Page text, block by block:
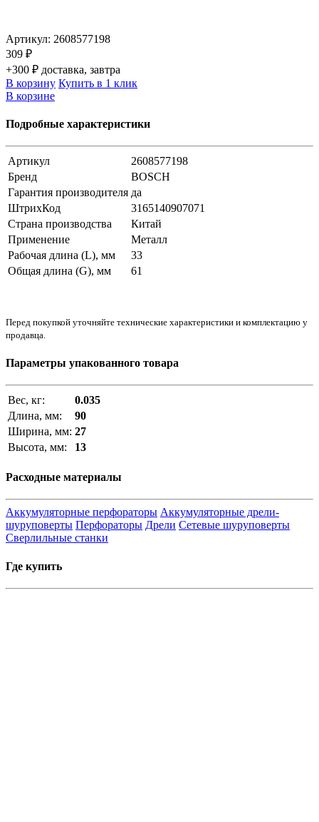
Артикул: 2608577198
309 ₽
+300 ₽ доставка, завтра
В корзину Купить в 1 клик
В корзине
Подробные характеристики
Артикул
2608577198
Бренд
BOSCH
Гарантия производителя да
ШтрихКод
3165140907071
Страна производства
Китай
Применение
Металл
Рабочая длина (L), мм
33
Общая длина (G), мм
61
Перед покупкой уточняйте технические характеристики и комплектацию у
продавца.
Параметры упакованного товара
Вес, кг:
0.035
Длина, мм:
90
Ширина, мм: 27
Высота, мм:
13
Расходные материалы
Аккумуляторные перфораторы Аккумуляторные дрели-
шуруповерты Перфораторы Дрели Сетевые шуруповерты
Сверлильные станки
Где купить